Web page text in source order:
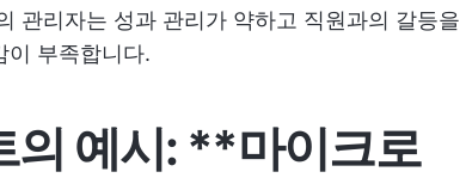
관리자는 성과 관리가 약하고 직원과의 갈등을
이 부족합니다.
의 예시: **마이크로